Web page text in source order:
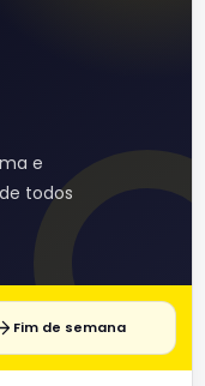
e
todos
Fim de semana